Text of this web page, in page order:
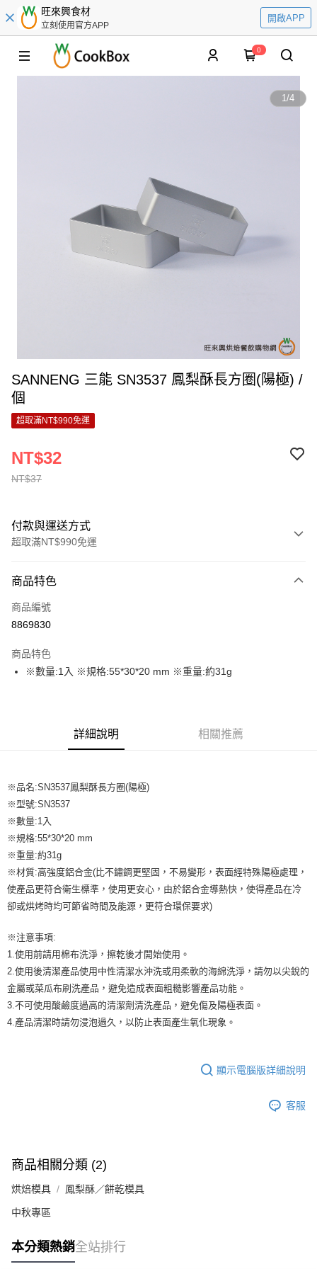
旺來興食材
立刻使用官方APP
開啟APP
0
1/4
SANNENG 三能 SN3537 鳳梨酥長方圈(陽極) /
個
超取滿NT$990免運
NT$37
NT$32
付款與運送方式
超取滿NT$990免運
信用卡一次付款
超商取貨付款
Apple Pay
相關說明
【關於「AFTEE先享後付」】
AFTEE先享後付是「在收到商品之後才付款」的支付方式。 讓您購物簡單
便利好安心！
１．簡單：不需註冊會員、不需綁卡、不需儲值。
２．便利：只要手機號碼，簡訊認證，即可結帳。
３．安心：先確認商品／服務後，再付款。
【「AFTEE先享後付」結帳流程】
１．於結帳方式選擇「AFTEE先享後付」後，將跳轉至「AFTEE先享後付」
２．訂單成立數日內，您將收到繳費通知簡訊。
ATM／網路銀行／等多元方式進行付款，方視為交易完成。
※ 請注意：結帳手續完成當下不需立刻繳費，但若您需要取消訂單，請聯絡
購買商品的店家。未經商家同意取消之訂單仍視為有效，需透過AFTEE先享
※ 交易是否成功請以「AFTEE先享後付 」之結帳頁面顯示為準，若有關於
是否繳費成功／繳費後需取消欲退款等相關疑問，請聯繫「AFTEE先享後付
１．透過由恩沛科技股份有限公司提供之「AFTEE先享後付」服務完成之交
任。
時審查核予不同之上限額度；若仍有額度不足之情形，本公司將視審查結果
５．嚴禁一人註冊多個帳號或使用他人資訊註冊。若發現惡意使用之情形，
ATM付款
運送方式
全家取貨付款-重量限制含紙箱10kg，請控制商品重量在9~9.5
kg
每筆NT$90，滿NT$990(含以上)免運費
付款後全家取貨-重量限制含紙箱10kg，請控制商品重量在9~
9.5kg
每筆NT$90，滿NT$990(含以上)免運費
7-11取貨付款-重量限制含紙箱10kg，請控制商品重量在9~9.5
kg
付款後7-11取貨-重量限制含紙箱10kg，請控制商品重量在9~
離島客戶-中華郵政
每筆NT$120，滿NT$2,000(含以上)免運費
商品特色
商品編號
8869830
商品特色
※數量:1入 ※規格:55*30*20 mm ※重量:約31g
詳細說明 相關推薦
※品名:SN3537鳳梨酥長方圈(陽極)
※型號:SN3537
※數量:1入
※規格:55*30*20 mm
※重量:約31g
※材質:高強度鋁合金(比不鏽鋼更堅固，不易變形，表面經特殊陽極處理，
使產品更符合衛生標準，使用更安心，由於鋁合金導熱快，使得產品在冷
卻或烘烤時均可節省時間及能源，更符合環保要求)
※注意事項:
1.使用前請用棉布洗淨，擦乾後才開始使用。
2.使用後清潔產品使用中性清潔水沖洗或用柔軟的海綿洗淨，請勿以尖銳的
金屬或菜瓜布刷洗產品，避免造成表面粗糙影響產品功能。
3.不可使用酸鹼度過高的清潔劑清洗產品，避免傷及陽極表面。
4.產品清潔時請勿浸泡過久，以防止表面產生氧化現象。
顯示電腦版詳細說明
客服
商品相關分類 (2)
烘焙模具 鳳梨酥／餅乾模具
中秋專區
本分類熱銷全站排行